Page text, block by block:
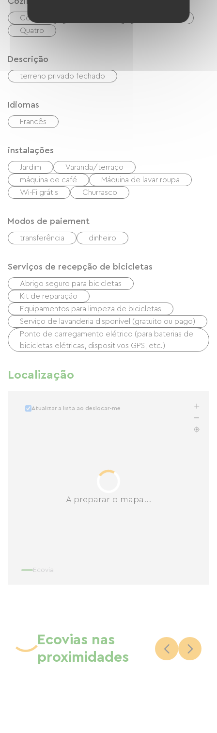
Cozinha
Quatro
Descrição
terreno privado fechado
Idiomas
Francês
instalações
Jardim
Varanda/terraço
máquina de café
Máquina de lavar roupa
Wi-Fi grátis
Churrasco
Modos de paiement
transferência dinheiro
Serviços de recepção de bicicletas
Abrigo seguro para bicicletas
Kit de reparação
Equipamentos para limpeza de bicicletas
Serviço de lavanderia disponível (gratuito ou pago)
Ponto de carregamento elétrico (para baterias de
bicicletas elétricas, dispositivos GPS, etc.)
Localização
A preparar o mapa...
Atualizar a lista ao deslocar-me
Ecovia
Ecovias nas
proximidades